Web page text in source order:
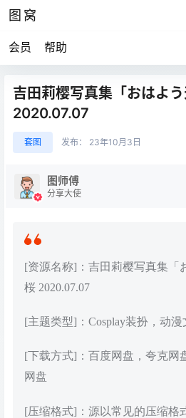
图窝
会员 帮助
吉田莉樱写真集「おはよ
2020.07.07
套图 发布： 23年10月3日
图师傅
分享大使
[资源名称]：吉田莉樱写真集「
桜 2020.07.07
[主题类型]：Cosplay装扮，动漫
[下载方式]：百度网盘，夸克网
网盘
[压缩格式]：源以常见的压缩格